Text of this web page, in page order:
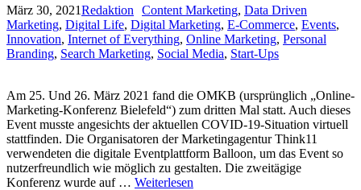
März 30, 2021Redaktion Content Marketing, Data Driven
Marketing, Digital Life, Digital Marketing, E-Commerce, Events,
Innovation, Internet of Everything, Online Marketing, Personal
Branding, Search Marketing, Social Media, Start-Ups
Am 25. Und 26. März 2021 fand die OMKB (ursprünglich „Online-
Marketing-Konferenz Bielefeld“) zum dritten Mal statt. Auch dieses
Event musste angesichts der aktuellen COVID-19-Situation virtuell
stattfinden. Die Organisatoren der Marketingagentur Think11
verwendeten die digitale Eventplattform Balloon, um das Event so
nutzerfreundlich wie möglich zu gestalten. Die zweitägige
Konferenz wurde auf … Weiterlesen